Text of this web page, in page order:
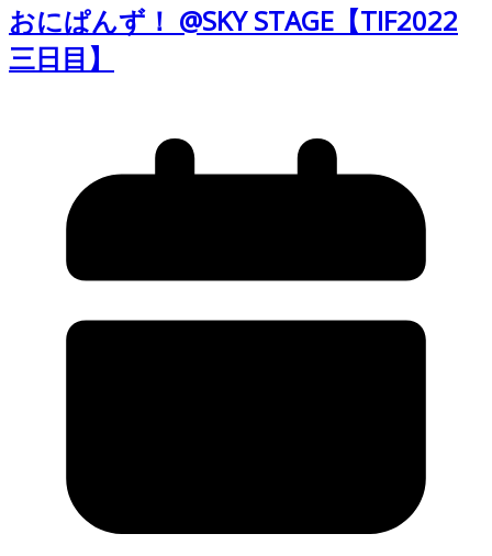
おにぱんず！ @SKY STAGE【TIF2022
三日目】